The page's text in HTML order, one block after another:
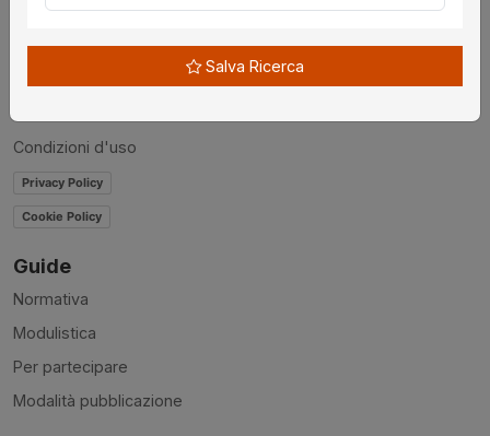
Disclaimer
News
Condizioni d'uso
Privacy Policy
Cookie Policy
Guide
Normativa
Modulistica
Per partecipare
Modalità pubblicazione
Salva Ricerca